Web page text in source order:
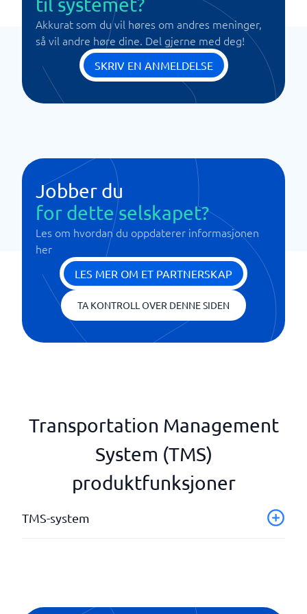
Akkurat som du vil høres om andres meninger,
så vil andre høre dine. Del gjerne med deg!
SKRIV EN ANMELDELSE
Jobber du
for dette selskapet?
Les om hvordan du oppdaterer informasjonen
her
LES MER OM ET PARTNERSKAP
TA KONTROLL OVER DENNE SIDEN
Transportation Management
System (TMS)
produktfunksjoner
TMS-system
Integrert fakturering